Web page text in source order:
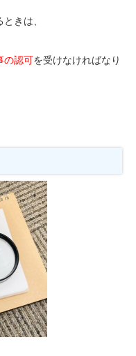
きは、
の認可を受けなければなり